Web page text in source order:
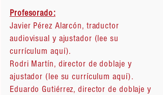
Profesorado:
Javier Pérez Alarcón, traductor
audiovisual y ajustador (lee su
currículum aquí).
Rodri Martín, director de doblaje y
ajustador (lee su currículumaquí).
Eduardo Gutiérrez, director de doblaje y